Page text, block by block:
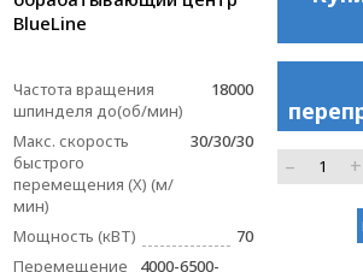
BlueLinе
Частота вращения
шпинделя до(об/мин)
18000
Макс. скорость
быстрого
перемещения (X) (м/
мин)
30/30/30
Мощность (кВТ)
70
Перемещение
4000-6500-
– +